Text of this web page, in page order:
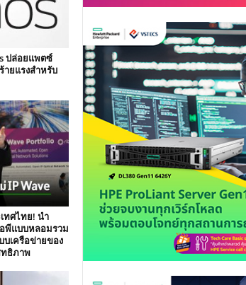
ปล่อยแพตซ์
ยแรงสำหรับ
ทศไทย! นำ
พีแบบหลอมรวม
บเครือข่ายของ
ธิภาพ